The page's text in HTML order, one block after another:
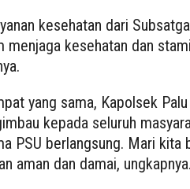
kesehatan dari
menjaga kesehatan dan
yang sama, Kapolsek
kepada seluruh
PSU berlangsung. Mari kita
aman dan damai, ungkapnya.